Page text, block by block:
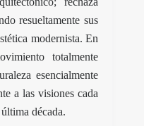
resueltamente sus
modernista. En
totalmente
esencialmente
a las visiones cada
década.